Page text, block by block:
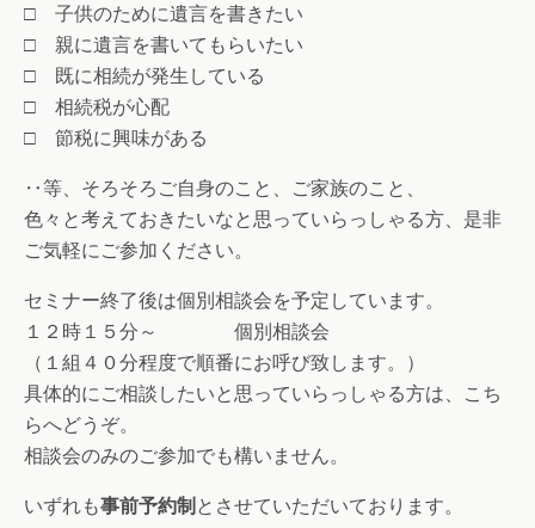
□ 子供のために遺言を書きたい
□ 親に遺言を書いてもらいたい
□ 既に相続が発生している
□ 相続税が心配
□ 節税に興味がある
‥等、そろそろご自身のこと、ご家族のこと、
色々と考えておきたいなと思っていらっしゃる方、是非
ご気軽にご参加ください。
セミナー終了後は個別相談会を予定しています。
１２時１５分～ 個別相談会
（１組４０分程度で順番にお呼び致します。）
具体的にご相談したいと思っていらっしゃる方は、こち
らへどうぞ。
相談会のみのご参加でも構いません。
いずれも事前予約制 とさせていただいております。